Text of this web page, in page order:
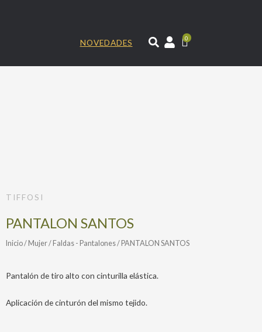
NOVEDADES
0
TIFFOSI
PANTALON SANTOS
Inicio/ Mujer/ Faldas - Pantalones/ PANTALON SANTOS
Pantalón de tiro alto con cinturilla elástica.
Aplicación de cinturón del mismo tejido.